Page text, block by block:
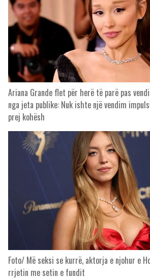
Ariana Grande flet për herë të parë pas
nga jeta publike: Nuk ishte një vendim
prej kohësh
Foto/ Më seksi se kurrë, aktorja e njohur e
rrjetin me setin e fundit